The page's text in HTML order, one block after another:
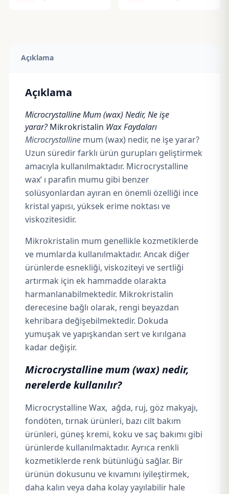
Açıklama
Açıklama
MicrocrystallineMum (wax) Nedir, Ne işe
yarar?Mikrokristalin Wax Faydaları
Microcrystalline mum (wax) nedir, ne işe yarar?
Uzun süredir farklı ürün gurupları geliştirmek
amacıyla kullanılmaktadır. Microcrystalline
wax’ ı parafin mumu gibi benzer
solüsyonlardan ayıran en önemli özelliği ince
kristal yapısı, yüksek erime noktası ve
viskozitesidir.
Mikrokristalin mum genellikle kozmetiklerde
ve mumlarda kullanılmaktadır. Ancak diğer
ürünlerde esnekliği, viskoziteyi ve sertliği
artırmak için ek hammadde olarakta
harmanlanabilmektedir. Mikrokristalin
derecesine bağlı olarak, rengi beyazdan
kehribara değişebilmektedir. Dokuda
yumuşak ve yapışkandan sert ve kırılgana
kadar değişir.
Microcrystalline mum (wax) nedir,
nerelerde kullanılır?
Microcrystalline Wax, ağda, ruj, göz makyajı,
fondöten, tırnak ürünleri, bazı cilt bakım
ürünleri, güneş kremi, koku vesaç bakımı gibi
ürünlerde kullanılmaktadır. Ayrıca renkli
kozmetiklerde renk bütünlüğü sağlar. Bir
ürünün dokusunu ve kıvamını iyileştirmek,
daha kalın veya daha kolay yayılabilir hale